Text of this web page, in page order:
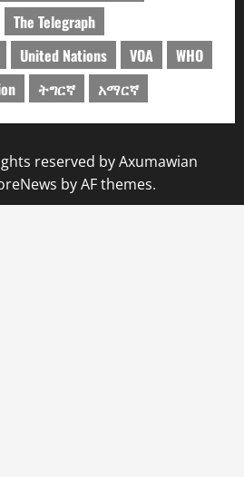
The Telegraph
United Nations VOA
WHO
ትግርኛ አማርኛ
reserved by Axumawian
by AF themes.